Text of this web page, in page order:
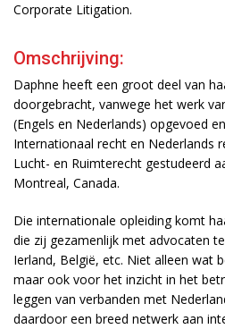
Corporate Litigation.
Omschrijving:
Daphne heeft een groot deel van
doorgebracht, vanwege het werk
(Engels en Nederlands) opgevoed
Internationaal recht en Nederlands
Lucht- en Ruimterecht gestudeerd
Montreal, Canada.
Die internationale opleiding komt
die zij gezamenlijk met advocaten
Ierland, België, etc. Niet alleen wat
maar ook voor het inzicht in het
leggen van verbanden met
daardoor een breed netwerk aan